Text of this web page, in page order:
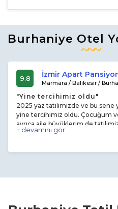
Burhaniye Otel
9.8 İzmir Apart
Marmara / Balıkesir /
"Yine tercihimiz oldu"
2025 yaz tatilimizde ve bu sene
yine tercihimiz oldu. Çocuğum
ayrıca aile büyüklerim de
mutlu olduk. Recai Bey ve ailesi
Denize 5 dakika alışveriş
dakika merkezi konumda şık ve
sizinle tanışmışız. Teşekkür
+ devamını gör